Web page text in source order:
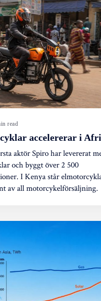
read
accelererar i
aktör Spiro har levererat
och byggt över 2 500
I Kenya står
av all motorcykelförsäljning.